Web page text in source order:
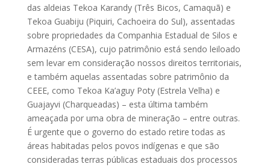
das aldeias Tekoa Karandy (Três Bicos, Camaquã) e
Tekoa Guabiju (Piquiri, Cachoeira do Sul), assentadas
sobre propriedades da Companhia Estadual de Silos e
Armazéns (CESA), cujo patrimônio está sendo leiloado
sem levar em consideração nossos direitos territoriais,
e também aquelas assentadas sobre patrimônio da
CEEE, como Tekoa Ka’aguy Poty (Estrela Velha) e
Guajayvi (Charqueadas) – esta última também
ameaçada por uma obra de mineração – entre outras.
É urgente que o governo do estado retire todas as
áreas habitadas pelos povos indígenas e que são
consideradas terras públicas estaduais dos processos